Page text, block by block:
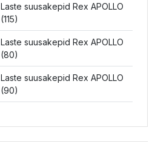
Laste suusakepid Rex APOLLO
(115)
Laste suusakepid Rex APOLLO
(80)
Laste suusakepid Rex APOLLO
(90)